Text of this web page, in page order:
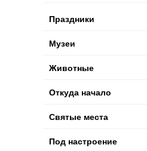
Праздники
Музеи
Животные
Откуда начало
Святые места
Под настроение